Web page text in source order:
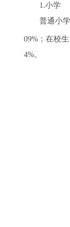
1.小学
普通小学
09%；在校
4%。